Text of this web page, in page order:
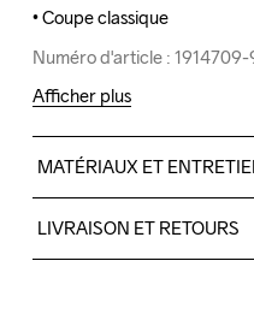
• Coupe classique
Numéro d'article :
• Coupe classique
Numéro d'article :
Afficher plus
MATÉRIAUX ET
Melange colors: 53%
LIVRAISON ET RETOURS